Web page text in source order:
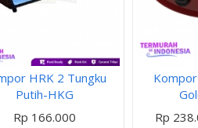
HRK 2 Tungku
Putih-HKG
Rp 166.000
Rp